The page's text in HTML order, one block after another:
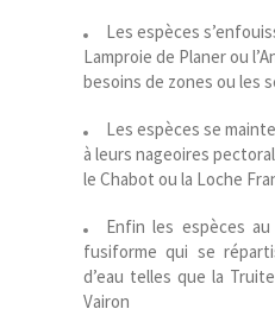
Les espèces
Lamproie de Planer ou
besoins de zones ou les
Les espèces se
à leurs nageoires
le Chabot ou la Loche
Enfin les espèces
fusiforme qui se
d’eau telles que la
Vairon